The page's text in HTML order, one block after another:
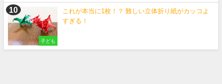
子ども
これが本当に1枚！？ 難しい立体折り紙がカッコよ
すぎる！